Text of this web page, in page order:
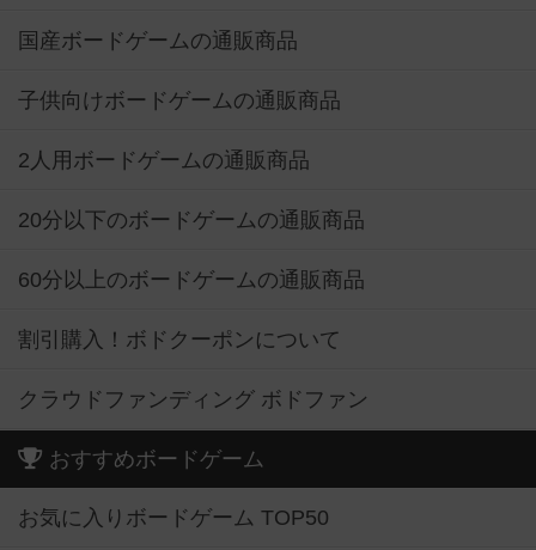
国産ボードゲームの通販商品
子供向けボードゲームの通販商品
2人用ボードゲームの通販商品
20分以下のボードゲームの通販商品
60分以上のボードゲームの通販商品
割引購入！ボドクーポンについて
クラウドファンディング ボドファン
おすすめボードゲーム
お気に入りボードゲーム TOP50